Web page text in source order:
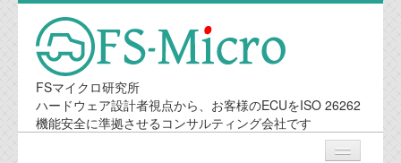
FSマイクロ研究所
ハードウェア設計者視点から、お客様のECUをISO 26262
機能安全に準拠させるコンサルティング会社です